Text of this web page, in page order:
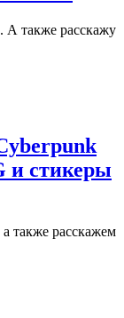
А также расскажу
и стикеры
также расскажем